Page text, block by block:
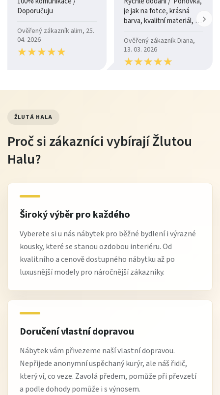
Doporučuju
Ověřený zákazník alim, 25.
04. 2026
★★★★★
★★★★★
je jak na fotce, krásná
barva, kvalitní materiál, a
Ověřený zákazník Diana,
13. 03. 2026
★★★★★
★★★★★
ŽLUTÁ HALA
Proč si zákazníci vybírají Žlutou
Halu?
Široký výběr pro každého
Vyberete si u nás nábytek pro běžné bydlení i výrazné
kousky, které se stanou ozdobou interiéru. Od
kvalitního a cenově dostupného nábytku až po
luxusnější modely pro náročnější zákazníky.
Doručení vlastní dopravou
Nábytek vám přivezeme naší vlastní dopravou.
Nepřijede anonymní uspěchaný kurýr, ale náš řidič,
který ví, co veze. Zavolá předem, pomůže při převzetí
a podle dohody pomůže i s výnosem.